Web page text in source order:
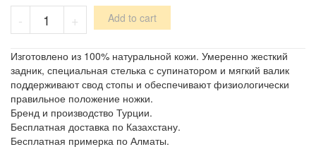
-
09
quantity
+ Add to cart
Изготовлено из 100% натуральной кожи. Умеренно жесткий
задник, специальная стелька с супинатором и мягкий валик
поддерживают свод стопы и обеспечивают физиологически
правильное положение ножки.
Бренд и производство Турции.
Бесплатная доставка по Казахстану.
Бесплатная примерка по Алматы.